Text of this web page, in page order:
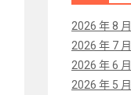
2026 年 8 月
2026 年 7 月
2026 年 6 月
2026 年 5 月